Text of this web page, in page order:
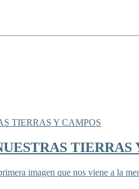
TIERRAS
imagen que nos viene a la